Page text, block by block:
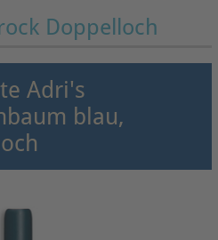
Doppelloch
Adri's
blau,